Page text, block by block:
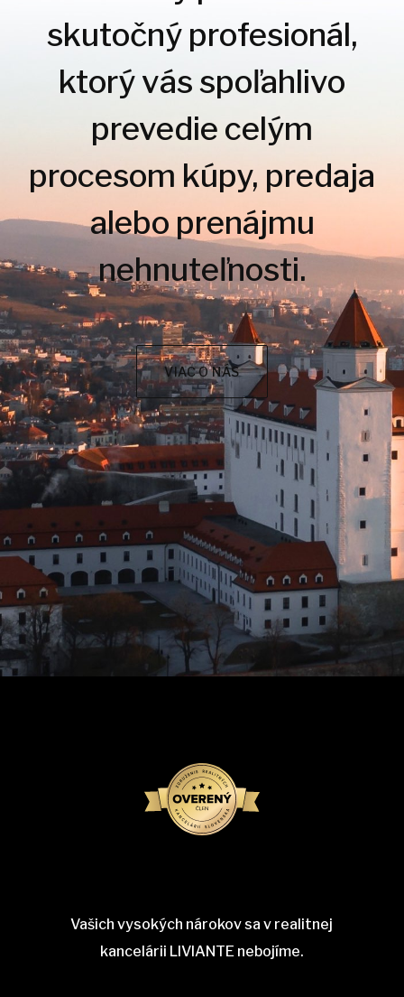
skutočný profesionál,
ktorý vás spoľahlivo
prevedie celým
procesom kúpy, predaja
alebo prenájmu
nehnuteľnosti.
VIAC O NÁS
Vašich vysokých nárokov sa v realitnej
kancelárii LIVIANTE nebojíme.